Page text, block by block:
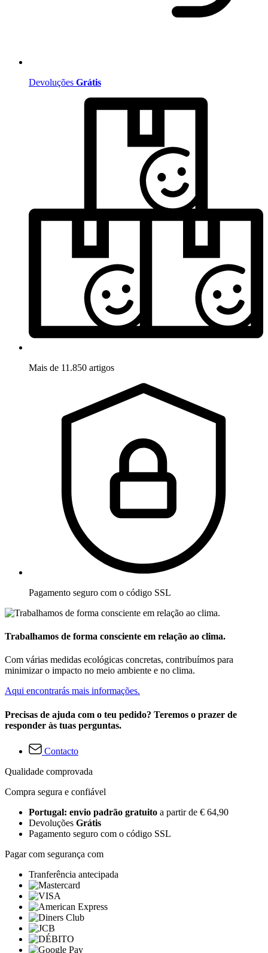
Devoluções Grátis
Mais de 11.850 artigos
Pagamento seguro com o código SSL
Trabalhamos de forma consciente em relação ao clima.
Com várias medidas ecológicas concretas, contribuímos para
minimizar o impacto no meio ambiente e no clima.
Aqui encontrarás mais informações.
Precisas de ajuda com o teu pedido? Teremos o prazer de
responder às tuas perguntas.
Contacto
Qualidade comprovada
Compra segura e confiável
Portugal: envio padrão gratuito a partir de € 64,90
Devoluções Grátis
Pagamento seguro com o código SSL
Pagar com segurança com
Tranferência antecipada